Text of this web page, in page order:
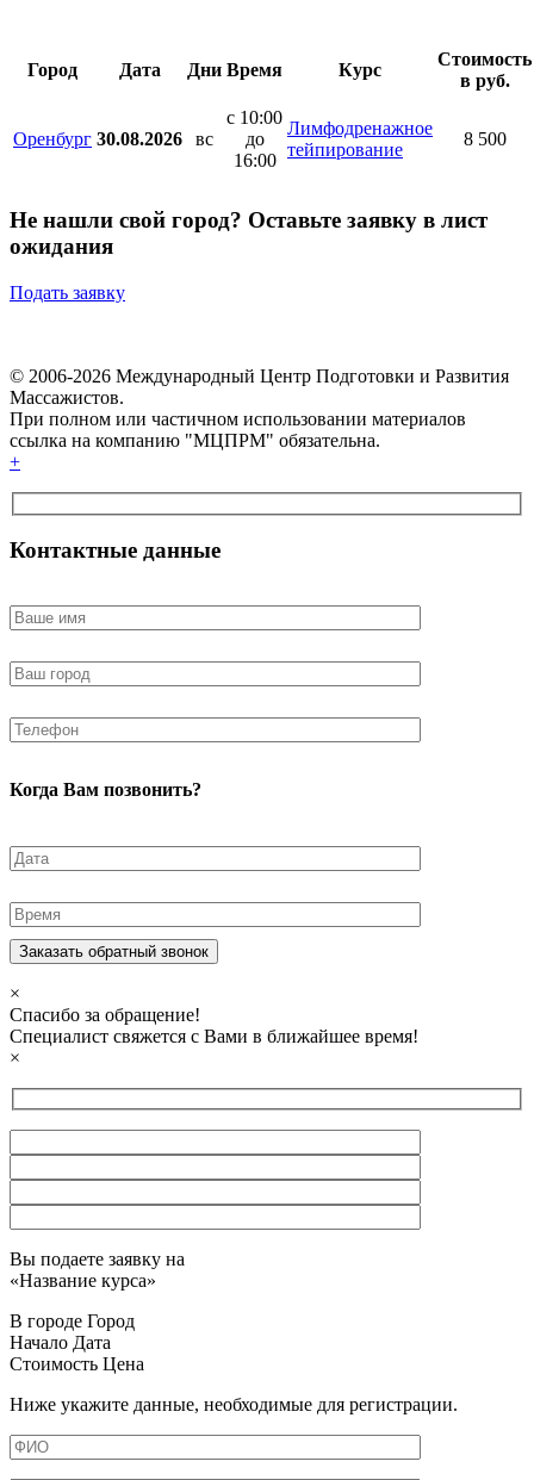
Город Дата Дни Время Курс
Стоимость
в руб.
Оренбург 30.08.2026 вс
с 10:00
до
16:00
Лимфодренажное
тейпирование
8 500
Не нашли свой город? Оставьте заявку в лист
ожидания
Подать заявку
© 2006-2026 Международный Центр Подготовки и Развития
Массажистов.
При полном или частичном использовании материалов
ссылка на компанию "МЦПРМ" обязательна.
+
Контактные данные
Когда Вам позвонить?
×
Спасибо за обращение!
Специалист свяжется с Вами в ближайшее время!
×
Вы подаете заявку на
«Название курса»
В городе Город
Начало Дата
Стоимость Цена
Ниже укажите данные, необходимые для регистрации.